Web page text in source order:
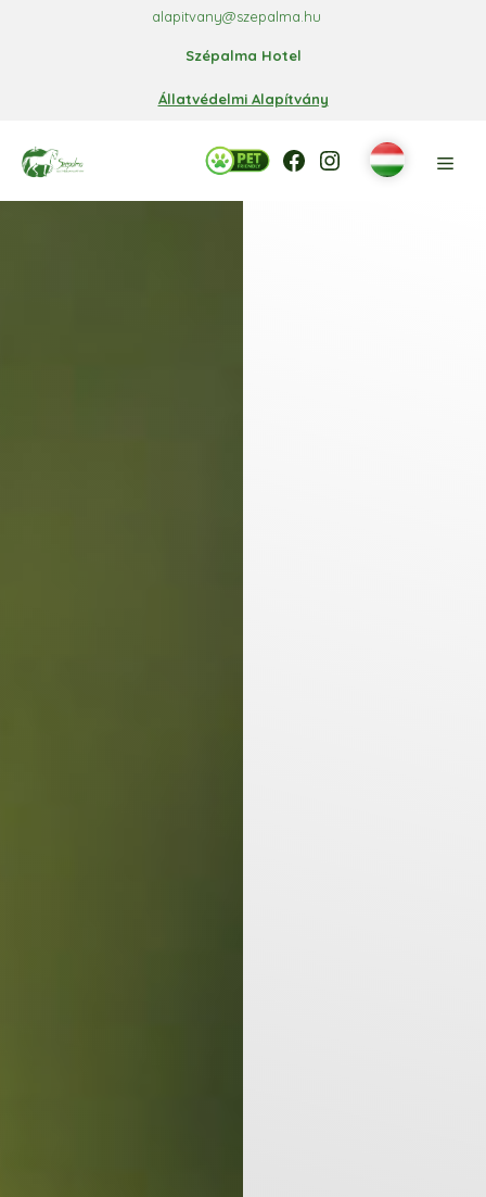
alapitvany@szepalma.hu
Szépalma Hotel
Állatvédelmi Alapítvány
Facebook Facebook
Instagram